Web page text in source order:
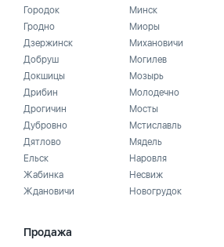
Городок
Гродно
Дзержинск
Добруш
Докшицы
Дрибин
Дрогичин
Дубровно
Дятлово
Ельск
Жабинка
Ждановичи
Минск
Миоры
Михановичи
Могилев
Мозырь
Молодечно
Мосты
Мстиславль
Мядель
Наровля
Несвиж
Новогрудок
Продажа